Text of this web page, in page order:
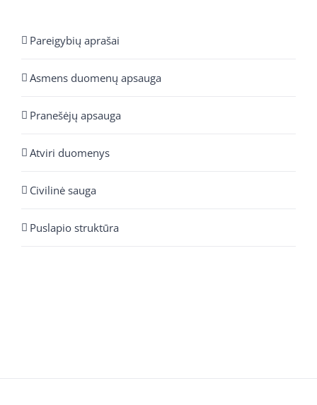
Pareigybių aprašai
Asmens duomenų apsauga
Pranešėjų apsauga
Atviri duomenys
Civilinė sauga
Puslapio struktūra